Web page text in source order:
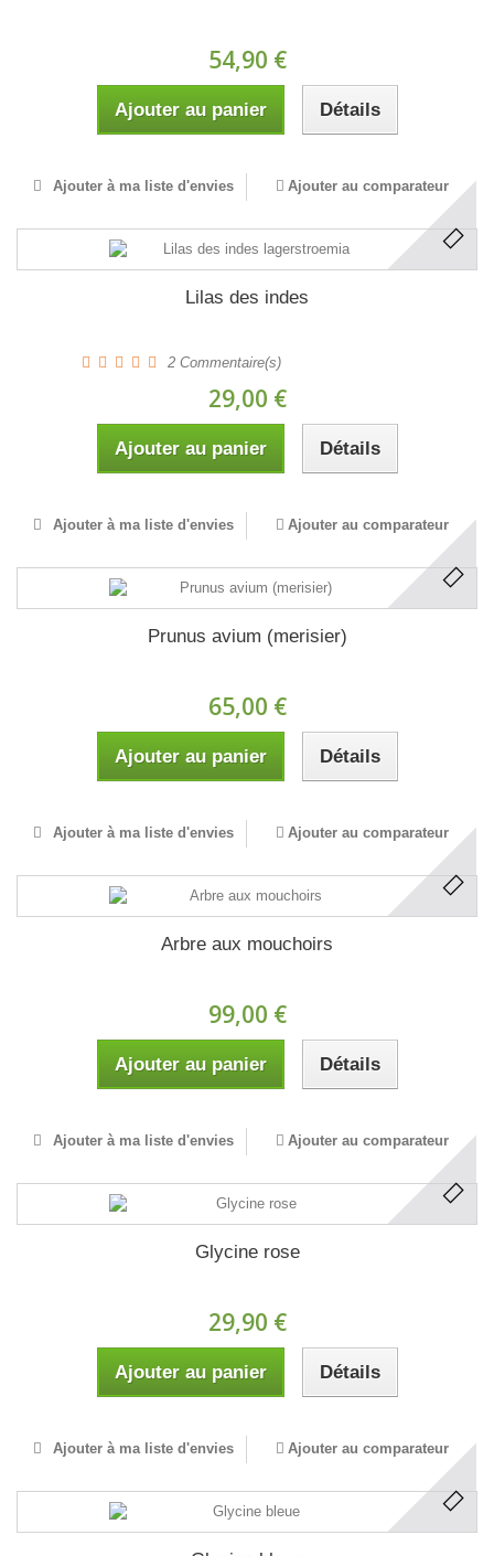
54,90 €
Ajouter au panier Détails
Ajouter à ma liste d'envies Ajouter au comparateur
Lilas des indes
2 Commentaire(s)
29,00 €
Ajouter au panier Détails
Ajouter à ma liste d'envies Ajouter au comparateur
Prunus avium (merisier)
65,00 €
Ajouter au panier Détails
Ajouter à ma liste d'envies Ajouter au comparateur
Arbre aux mouchoirs
99,00 €
Ajouter au panier Détails
Ajouter à ma liste d'envies Ajouter au comparateur
Glycine rose
29,90 €
Ajouter au panier Détails
Ajouter à ma liste d'envies Ajouter au comparateur